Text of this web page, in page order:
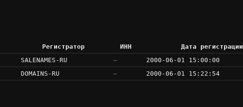
Регистратор ИНН Дата регистрации
SALENAMES-RU — 2000-06-01 15:00:00
DOMAINS-RU — 2000-06-01 15:22:54